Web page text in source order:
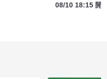
08/10 18:15 開